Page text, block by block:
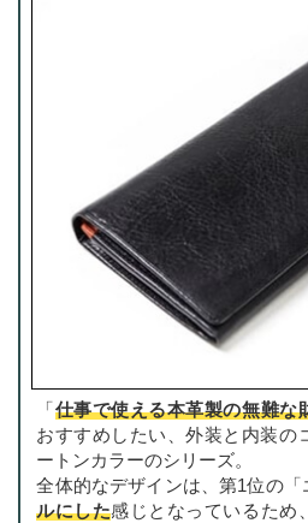
「 仕事で使える本革製の無難な
おすすめしたい、外装と内装の
ートンカラーのシリーズ。
全体的なデザインは、第1位の「
ルにした感じとなっているため